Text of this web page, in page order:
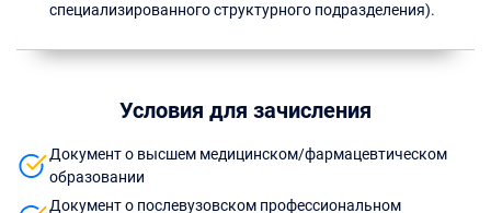
специализированного структурного подразделения).
Условия для зачисления
Документ о высшем медицинском/фармацевтическом
образовании
Документ о послевузовском профессиональном